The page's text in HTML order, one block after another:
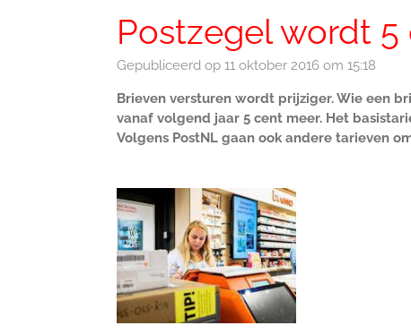
Postzegel wordt
Gepubliceerd op 11 oktober 2016 om 15:18
Brieven versturen wordt prijziger. Wie een
vanaf volgend jaar 5 cent meer. Het
Volgens PostNL gaan ook andere tarieven